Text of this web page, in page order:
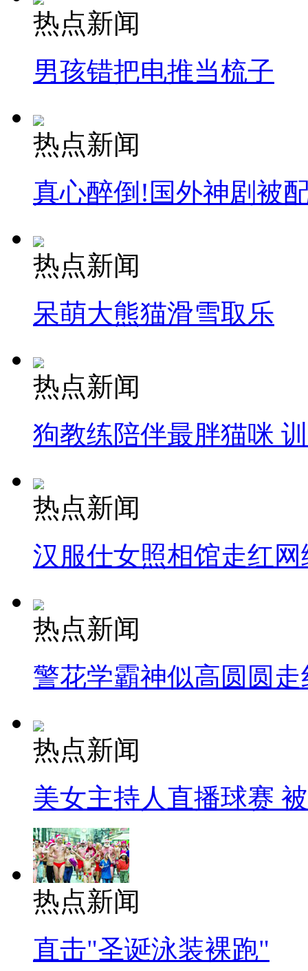
热点新闻
男孩错把电推当梳子
热点新闻
真心醉倒!国外神剧被
热点新闻
呆萌大熊猫滑雪取乐
热点新闻
狗教练陪伴最胖猫咪
热点新闻
汉服仕女照相馆走红网
热点新闻
警花学霸神似高圆圆走
热点新闻
美女主持人直播球赛
热点新闻
直击"圣诞泳装裸跑"